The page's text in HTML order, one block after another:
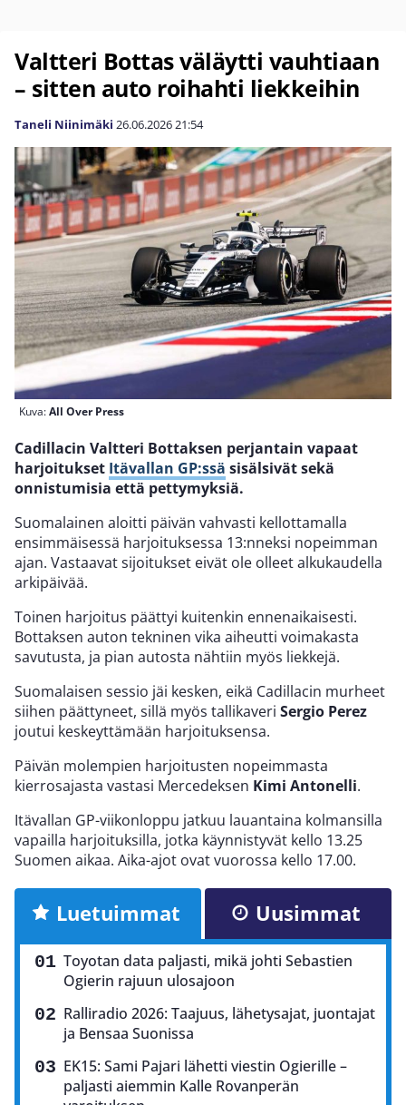
Valtteri Bottas väläytti vauhtiaan
– sitten auto roihahti liekkeihin
Taneli Niinimäki 26.06.202621:54
Kuva:All Over Press
Cadillacin Valtteri Bottaksen perjantain vapaat
harjoitukset Itävallan GP:ssä sisälsivät sekä
onnistumisia että pettymyksiä.
Suomalainen aloitti päivän vahvasti kellottamalla
ensimmäisessä harjoituksessa 13:nneksi nopeimman
ajan. Vastaavat sijoitukset eivät ole olleet alkukaudella
arkipäivää.
Toinen harjoitus päättyi kuitenkin ennenaikaisesti.
Bottaksen auton tekninen vika aiheutti voimakasta
savutusta, ja pian autosta nähtiin myös liekkejä.
Suomalaisen sessio jäi kesken, eikä Cadillacin murheet
siihen päättyneet, sillä myös tallikaveri Sergio Perez
joutui keskeyttämään harjoituksensa.
Päivän molempien harjoitusten nopeimmasta
kierrosajasta vastasi Mercedeksen Kimi Antonelli.
Itävallan GP-viikonloppu jatkuu lauantaina kolmansilla
vapailla harjoituksilla, jotka käynnistyvät kello 13.25
Suomen aikaa. Aika-ajot ovat vuorossa kello 17.00.
Luetuimmat Uusimmat
Toyotan data paljasti, mikä johti Sebastien
Ogierin rajuun ulosajoon
Ralliradio 2026: Taajuus, lähetysajat, juontajat
ja Bensaa Suonissa
EK15: Sami Pajari lähetti viestin Ogierille –
paljasti aiemmin Kalle Rovanperän